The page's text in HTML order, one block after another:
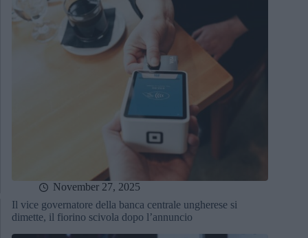
November 27, 2025
Il vice governatore della banca centrale ungherese si
dimette, il fiorino scivola dopo l’annuncio